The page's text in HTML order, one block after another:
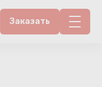
Заказать